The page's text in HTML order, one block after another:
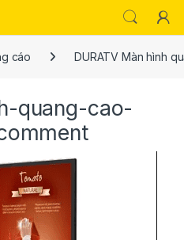
cáo DURATV Màn hình
quang-cao-